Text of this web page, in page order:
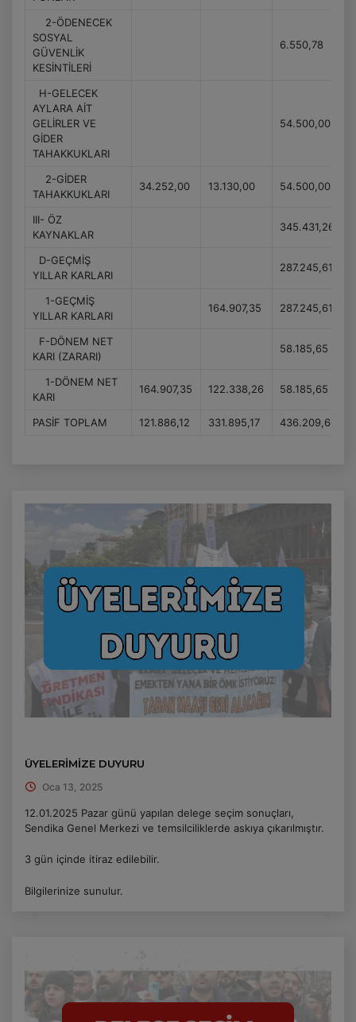
2-ÖDENECEK
SOSYAL
GÜVENLİK
KESİNTİLERİ
6.550,78
H-GELECEK
AYLARA AİT
GELİRLER VE
GİDER
TAHAKKUKLARI
54.500,00
2-GİDER
TAHAKKUKLARI
34.252,00 13.130,00 54.500,00
III- ÖZ
KAYNAKLAR
345.431,26
D-GEÇMİŞ
YILLAR KARLARI
287.245,61
1-GEÇMİŞ
YILLAR KARLARI
164.907,35 287.245,61
F-DÖNEM NET
KARI (ZARARI)
58.185,65
1-DÖNEM NET
KARI
164.907,35 122.338,26 58.185,65
PASİF TOPLAM 121.886,12 331.895,17 436.209,66
ÜYELERİMİZE DUYURU
Oca 13, 2025
12.01.2025 Pazar günü yapılan delege seçim sonuçları,
Sendika Genel Merkezi ve temsilciliklerde askıya çıkarılmıştır.
3 gün içinde itiraz edilebilir.
Bilgilerinize sunulur.